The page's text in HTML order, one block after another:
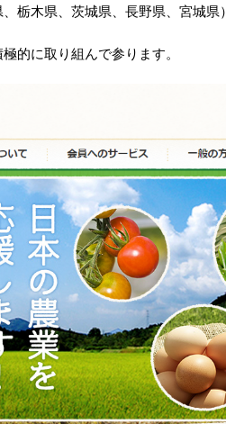
栃木県、茨城県、長野県、宮城県）
的に取り組んで参ります。